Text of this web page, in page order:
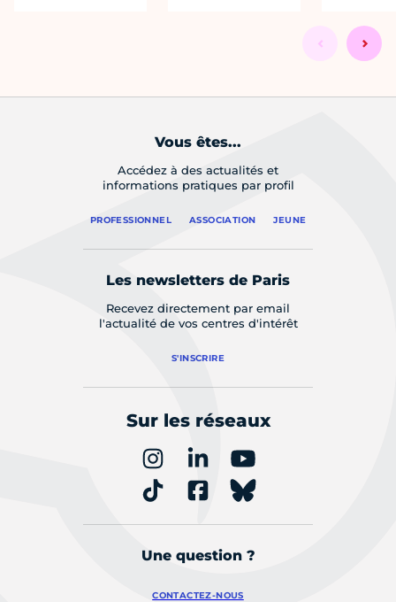
Vous êtes...
Accédez à des actualités et
informations pratiques par profil
PROFESSIONNEL ASSOCIATION JEUNE
Les newsletters de Paris
Recevez directement par email
l'actualité de vos centres d'intérêt
S'INSCRIRE
Sur les réseaux
Une question ?
CONTACTEZ-NOUS